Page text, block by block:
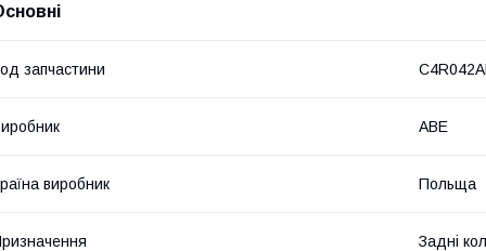
запчастини
ABE
виробник Польща
Задні